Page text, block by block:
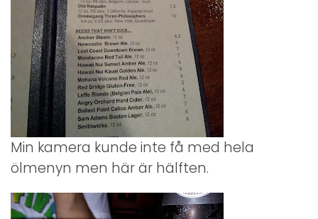
Min kamera kunde inte få med hela
ölmenyn men här är hälften.